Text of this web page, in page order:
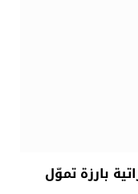
بارزة تموّل